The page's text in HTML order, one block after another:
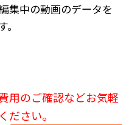
集中の動画のデータを
用のご確認などお気軽
ださい。